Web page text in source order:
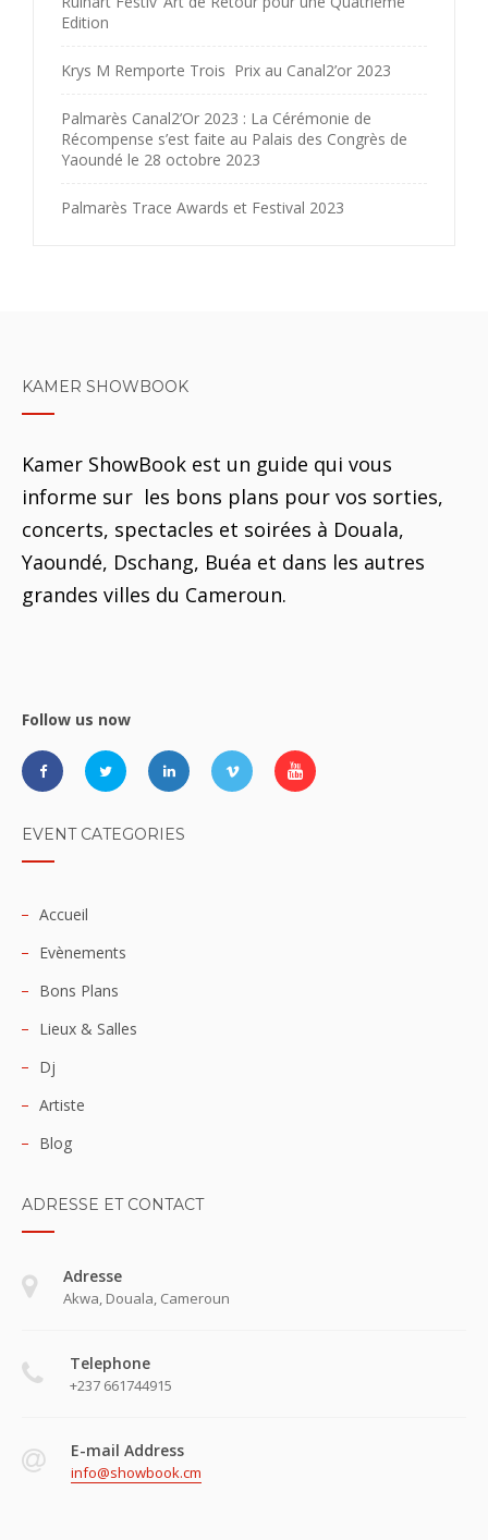
Edition
Krys M Remporte Trois Prix au Canal2’or 2023
Palmarès Canal2’Or 2023 : La Cérémonie de
Récompense s’est faite au Palais des Congrès de
Yaoundé le 28 octobre 2023
Palmarès Trace Awards et Festival 2023
KAMER SHOWBOOK
Kamer ShowBook est un guide qui vous
informe sur les bons plans pour vos sorties,
concerts, spectacles et soirées à Douala,
Yaoundé, Dschang, Buéa et dans les autres
grandes villes du Cameroun.
Follow us now
EVENT CATEGORIES
Accueil
Evènements
Bons Plans
Lieux & Salles
Dj
Artiste
Blog
ADRESSE ET CONTACT
Adresse
Akwa, Douala, Cameroun
Telephone
+237 661744915
E-mail Address
info@showbook.cm